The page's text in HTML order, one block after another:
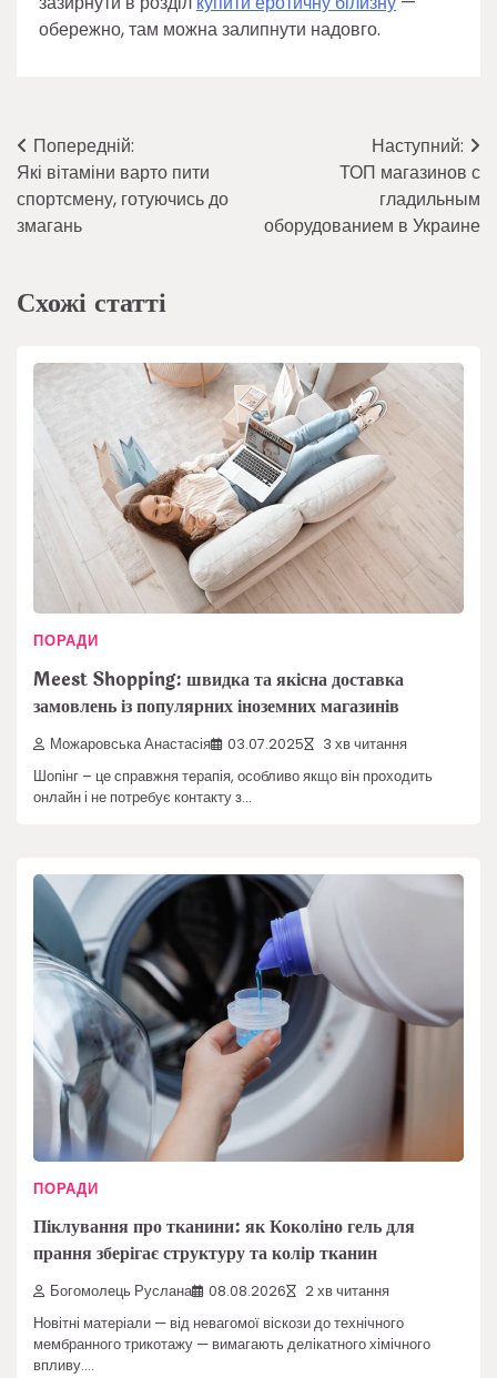
обережно, там можна залипнути надовго.
Навігація
записів
Попередній:
Які вітаміни варто пити
спортсмену, готуючись до
змагань
Наступний:
ТОП магазинов с
гладильным
оборудованием в Украине
Схожі статті
ПОРАДИ
Meest Shopping: швидка та якісна доставка
замовлень із популярних іноземних магазинів
Можаровська Анастасія 03.07.2025 3 хв читання
Шопінг – це справжня терапія, особливо якщо він проходить
онлайн і не потребує контакту з…
ПОРАДИ
Піклування про тканини: як Коколіно гель для
прання зберігає структуру та колір тканин
Богомолець Руслана 08.08.2026 2 хв читання
Новітні матеріали — від невагомої віскози до технічного
мембранного трикотажу — вимагають делікатного хімічного
впливу.…